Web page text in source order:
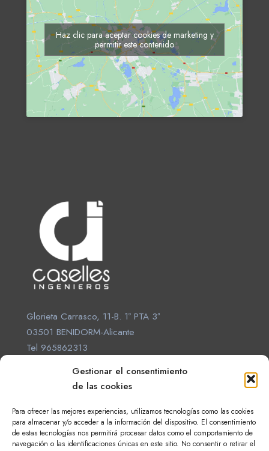
Gestionar el consentimiento
de las cookies
Para ofrecer las mejores experiencias, utilizamos tecnologías como las cookies
para almacenar y/o acceder a la información del dispositivo. El consentimiento
de estas tecnologías nos permitirá procesar datos como el comportamiento de
navegación o las identificaciones únicas en este sitio. No consentir o retirar el
Haz clic para aceptar cookies de marketing y
permitir este contenido
Glorieta Carrasco, 11-B. 1º PTA 3ª
03501 BENIDORM-Alicante
Tel 965862313
20 Años de Experiencia en
Ingeniería.